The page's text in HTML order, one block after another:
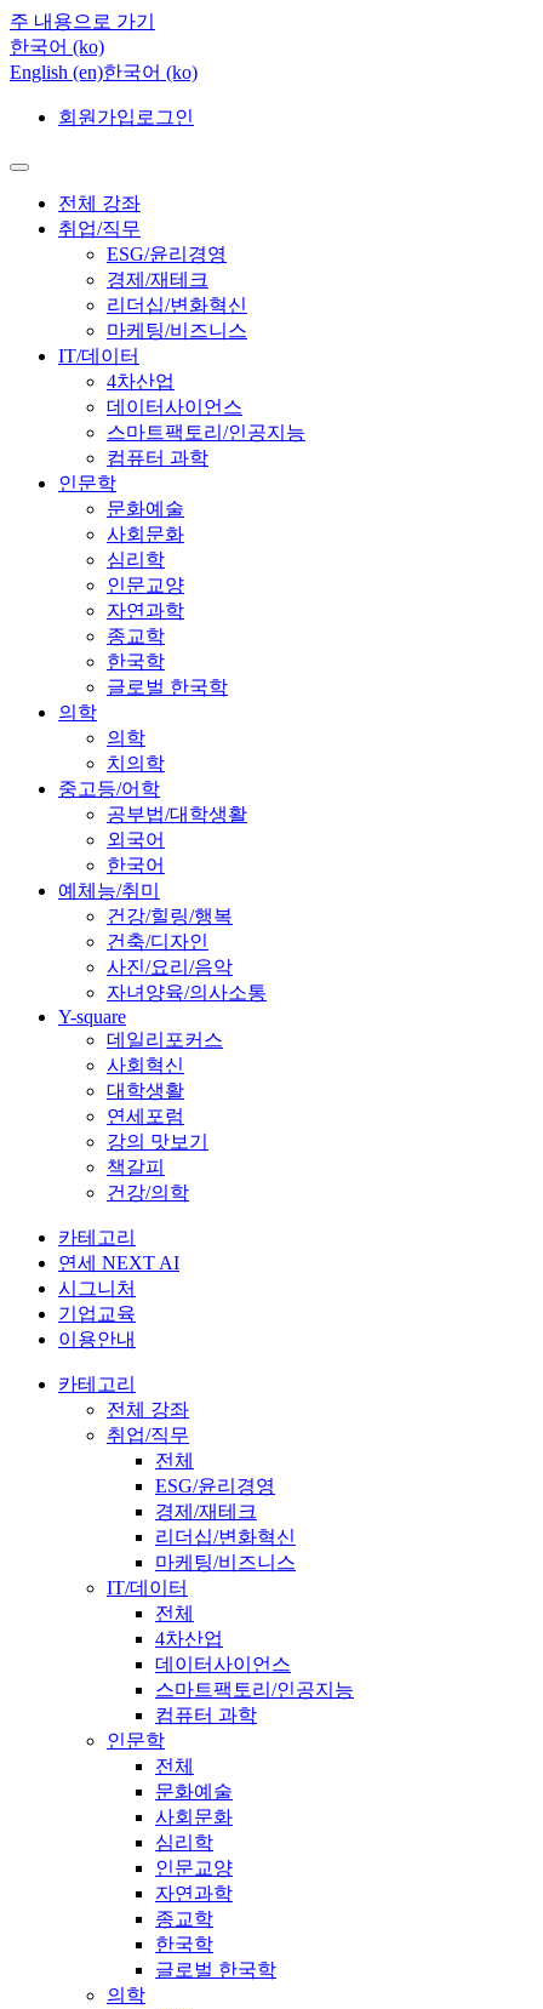
주 내용으로 가기
한국어 ‎(ko)‎
English ‎(en)‎한국어 ‎(ko)‎
회원가입 로그인
전체 강좌
취업/직무
ESG/윤리경영
경제/재테크
리더십/변화혁신
마케팅/비즈니스
IT/데이터
4차산업
데이터사이언스
스마트팩토리/인공지능
컴퓨터 과학
인문학
문화예술
사회문화
심리학
인문교양
자연과학
종교학
한국학
글로벌 한국학
의학
의학
치의학
중고등/어학
공부법/대학생활
외국어
한국어
예체능/취미
건강/힐링/행복
건축/디자인
사진/요리/음악
자녀양육/의사소통
Y-square
데일리포커스
사회혁신
대학생활
연세포럼
강의 맛보기
책갈피
건강/의학
카테고리
연세 NEXT AI
시그니처
기업교육
이용안내
카테고리
전체 강좌
취업/직무
전체
ESG/윤리경영
경제/재테크
리더십/변화혁신
마케팅/비즈니스
IT/데이터
전체
4차산업
데이터사이언스
스마트팩토리/인공지능
컴퓨터 과학
인문학
전체
문화예술
사회문화
심리학
인문교양
자연과학
종교학
한국학
글로벌 한국학
의학